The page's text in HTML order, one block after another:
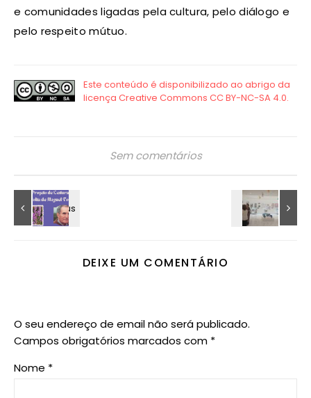
e comunidades ligadas pela cultura, pelo diálogo e
pelo respeito mútuo.
Sem comentários
DEIXE UM COMENTÁRIO
O seu endereço de email não será publicado.
Campos obrigatórios marcados com *
Nome *